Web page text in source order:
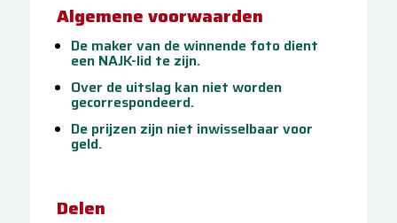
Algemene voorwaarden
De maker van de winnende foto dient
een NAJK-lid te zijn.
Over de uitslag kan niet worden
gecorrespondeerd.
De prijzen zijn niet inwisselbaar voor
geld.
Delen